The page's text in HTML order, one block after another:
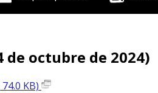
de octubre de 2024)
KB)